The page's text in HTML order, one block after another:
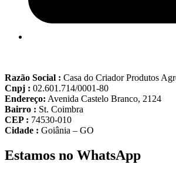
Razão Social : Casa do Criador Produtos
Cnpj : 02.601.714/0001-80
Endereço: Avenida Castelo Branco, 2124
Bairro : St. Coimbra
CEP : 74530-010
Cidade : Goiânia – GO
Estamos no WhatsApp